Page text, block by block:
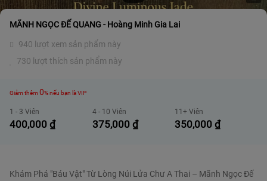
MÃNH NGỌC ĐẾ QUANG - Hoàng Minh Gia Lai
940 lượt xem sản phẩm này
730 lượt thích sản phẩm này
Giảm thêm 0% nếu bạn là VIP
400,000 ₫
1 - 3 Viên
375,000 ₫
4 - 10 Viên
350,000₫
11+ Viên
Khám Phá "Báu Vật" Từ Lòng Núi Lửa Chư A Thai – Mãnh Ngọc Đế